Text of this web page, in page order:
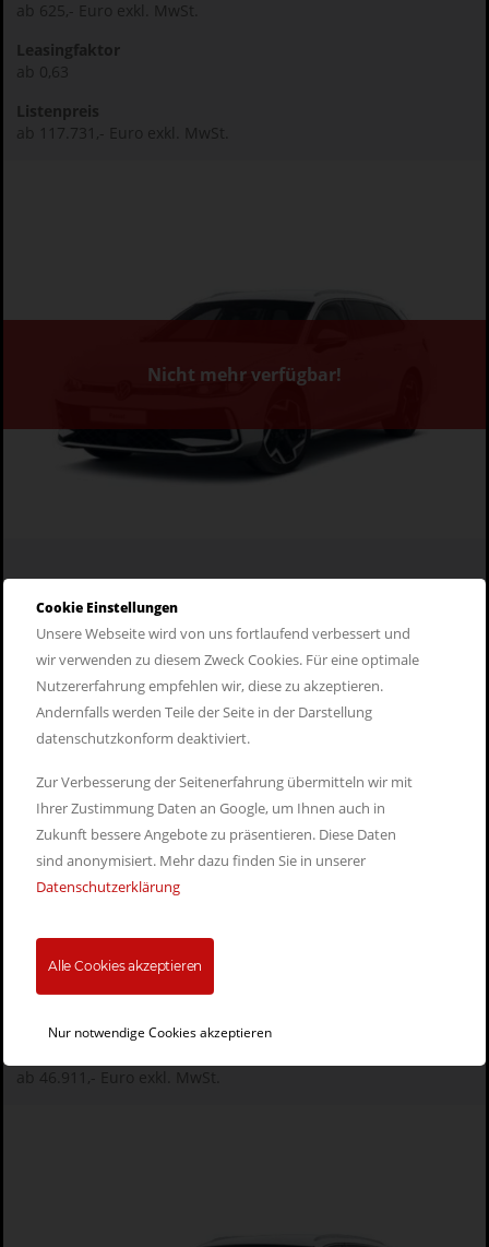
ab 625,- Euro exkl. MwSt.
Leasingfaktor
ab 0,63
Listenpreis
ab 117.731,- Euro exkl. MwSt.
Nicht mehr verfügbar!
VW Passat R-Line 2,0 TDI SCR 7-
Gang DSG
Diesel frei wählbar Kombi Neuwagen
zum Angebot
Wunschfahrzeug anfragen
Leasingrate
ab 325,- Euro exkl. MwSt.
Leasingfaktor
ab 46.911,- Euro exkl. MwSt.
Cookie Einstellungen
Unsere Webseite wird von uns fortlaufend verbessert und
wir verwenden zu diesem Zweck Cookies. Für eine optimale
Nutzererfahrung empfehlen wir, diese zu akzeptieren.
Andernfalls werden Teile der Seite in der Darstellung
datenschutzkonform deaktiviert.
Zur Verbesserung der Seitenerfahrung übermitteln wir mit
Ihrer Zustimmung Daten an Google, um Ihnen auch in
Zukunft bessere Angebote zu präsentieren. Diese Daten
sind anonymisiert. Mehr dazu finden Sie in unserer
Datenschutzerklärung
Alle Cookies akzeptieren
Nur notwendige Cookies akzeptieren